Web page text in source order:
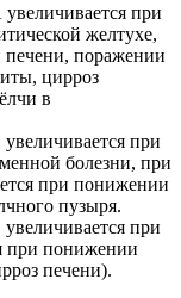
при
желтухе,
поражении
цирроз
в
при
болезни, при
при понижении
пузыря.
при
при понижении
печени).